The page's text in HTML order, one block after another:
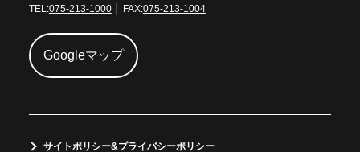
TEL:075-213-1000│ FAX:075-213-1004
Googleマップ
サイトポリシー&プライバシーポリシー